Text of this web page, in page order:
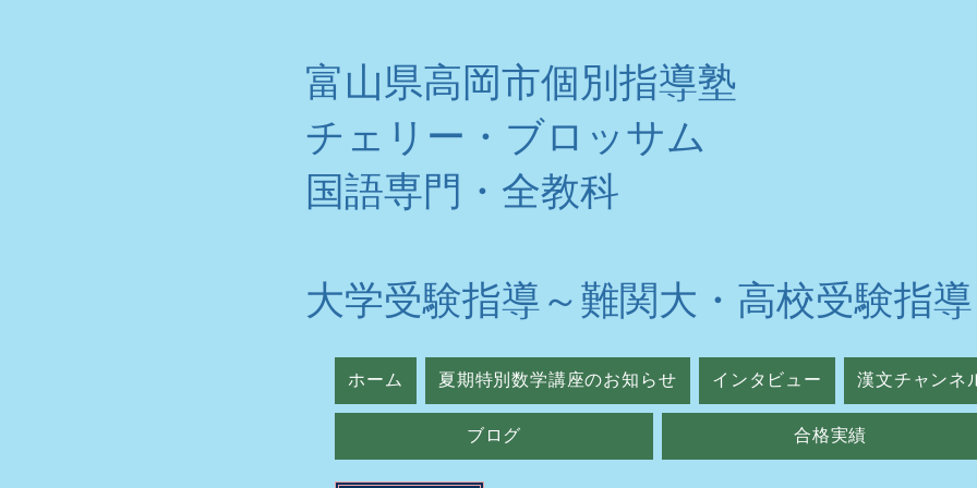
富山県高岡市個別指導塾
チェリー・ブロッサム
​国語専門・全教科
大学受験指導～難関大・高校受験指導
ホーム 夏期特別数学講座のお知らせ インタビュー 漢文チャンネ
ブログ 合格実績